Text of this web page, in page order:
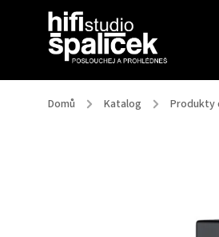
Domů / Katalog / Produkty